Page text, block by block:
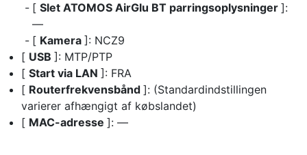
[ Slet ATOMOS AirGlu BT parringsoplysninger ]:
—
[ Kamera ]: NCZ9
[ USB ]: MTP/PTP
[ Start via LAN ]: FRA
[ Routerfrekvensbånd ]: (Standardindstillingen
varierer afhængigt af købslandet)
[ MAC-adresse ]: —